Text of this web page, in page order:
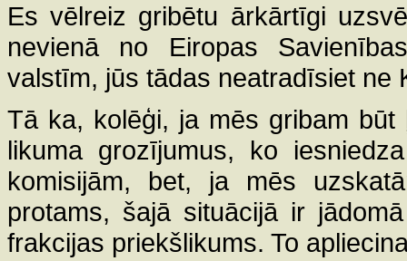
Es vēlreiz gribētu ārkārtīgi
nevienā no Eiropas
valstīm, jūs tādas neatradīsiet ne
Tā ka, kolēģi, ja mēs gribam
likuma grozījumus, ko
komisijām, bet, ja mēs
protams, šajā situācijā ir
frakcijas priekšlikums. To